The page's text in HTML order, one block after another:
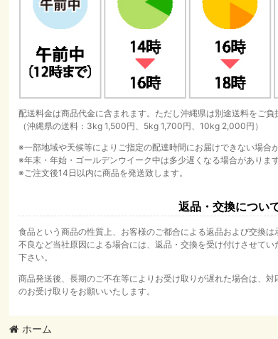
配送料金は商品代金に含まれます。ただし沖縄県は別途送料をご負
（沖縄県の送料：3kg 1,500円、5kg 1,700円、10kg 2,000円）
※一部地域や天候等によりご指定の配達時間にお届けできない場合
※年末・年始・ゴールデンウイーク中は多少遅くなる場合がありま
※ご注文後14日以内に商品を発送致します。
返品・交換につい
食品という商品の性質上、お客様のご都合による返品および交換
不良など当社原因による場合には、返品・交換を受け付けさせて
下さい。
商品発送後、長期のご不在等によりお受け取りが遅れた場合は、
のお受け取りをお願いいたします。
ホーム